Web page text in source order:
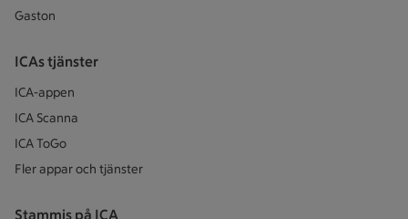
Gaston
ICAs tjänster
ICA-appen
ICA Scanna
ICA ToGo
Fler appar och tjänster
Stammis på ICA